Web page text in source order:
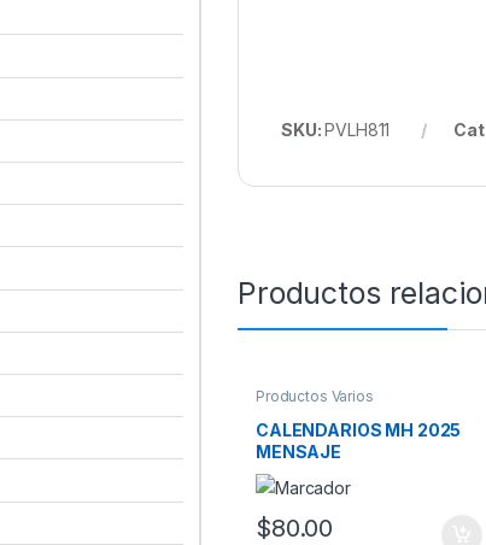
SKU:PVLH811
Productos
Productos Varios
CALENDARIOS MH 2025
MENSAJE
$80.00